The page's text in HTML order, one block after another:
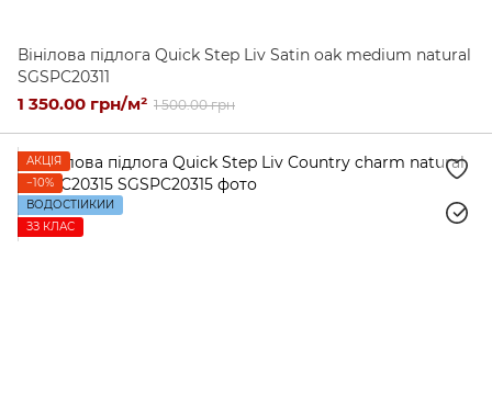
Вінілова підлога Quick Step Liv Satin oak medium natural
SGSPC20311
1 350.00 грн/м² 1 500.00 грн
АКЦІЯ
−10%
ВОДОСТІЙКИЙ
ЗЗ КЛАС